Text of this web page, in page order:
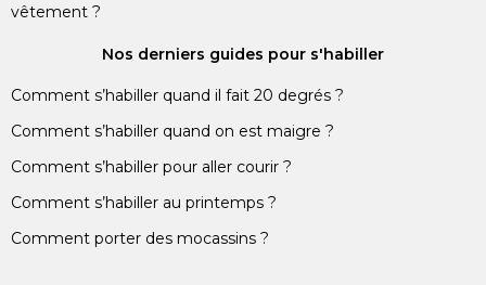
vêtement ?
Nos derniers guides pour s'habiller
Comment s’habiller quand il fait 20 degrés ?
Comment s’habiller quand on est maigre ?
Comment s’habiller pour aller courir ?
Comment s’habiller au printemps ?
Comment porter des mocassins ?